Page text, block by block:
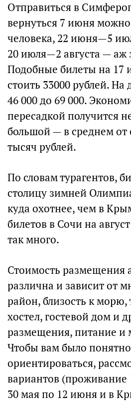
Отправиться в
вернуться 7 июня можно
человека, 22 июня—5
20 июля—2 августа — аж
Подобные билеты на 17
стоить 33000 рублей. На
46 000 до 69 000.
пересадкой получится
большой — в среднем от
тысяч рублей.
По словам турагентов,
столицу зимней
куда охотнее, чем в
билетов в Сочи на
так много.
Стоимость размещения
различна и зависит от
район, близость к морю,
хостел, гостевой дом и
размещения, питание и
Чтобы вам было
ориентироваться,
вариантов (проживание
30 мая по 12 июня и в